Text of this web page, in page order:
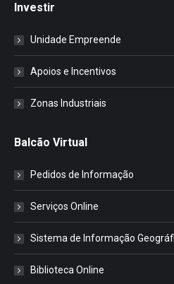
Investir
Unidade Empreende
Apoios e Incentivos
Zonas Industriais
Balcão Virtual
Pedidos de Informação
Serviços Online
Sistema de Informação
Biblioteca Online